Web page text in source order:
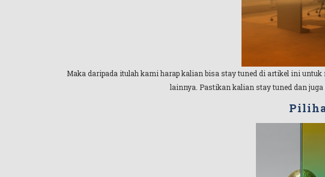
Maka daripada itulah kami harap kalian bisa stay tuned di artikel ini
lainnya. Pastikan kalian stay tuned dan